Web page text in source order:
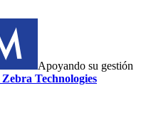
Apoyando su gestión
Zebra Technologies